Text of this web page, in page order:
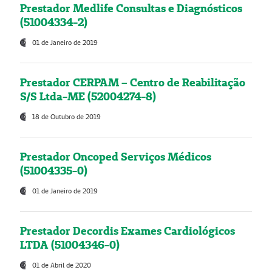
Prestador Medlife Consultas e Diagnósticos
(51004334-2)
01 de Janeiro de 2019
Prestador CERPAM – Centro de Reabilitação
S/S Ltda-ME (52004274-8)
18 de Outubro de 2019
Prestador Oncoped Serviços Médicos
(51004335-0)
01 de Janeiro de 2019
Prestador Decordis Exames Cardiológicos
LTDA (51004346-0)
01 de Abril de 2020